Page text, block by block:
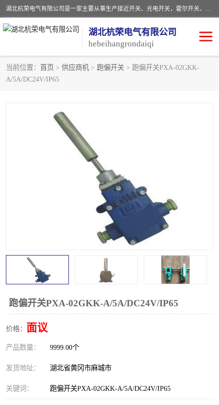
湖北杭荣电气有限公司是一家主要从事生产接近开关、光电开关，霍尔开关、两级跑偏开关、双向拉绳开关、速度监测器、皮带打滑开关、阻旋式料位开关、皮带纵向撕裂开关、溜槽堵塞开关、声光报警器、矿用磁性井筒开关等，主营行业：电气设备、仪器仪表制造, 高低压电器，成套电气设备，矿用防爆机电设备，皮带机综合保护系统，防爆电器，传感器，工矿配件，电器配件，自动化工业机器人的研发，制造，加工销售。
湖北杭荣电气有限公司
hebeihangrondaiqi
当前位置： 首页 > 供应商机 > 跑偏开关 > 跑偏开关PXA-02GKK-
A/5A/DC24V/IP65
跑偏开关PXA-02GKK-A/5A/DC24V/IP65
价格： 面议
产品数量： 9999.00个
发货地址： 湖北省黄冈市麻城市
关键词： 跑偏开关PXA-02GKK-A/5A/DC24V/IP65
阻旋料位开关
光电开关
拉绳开关
打滑开关
溜槽堵塞检测开关
限位开关 速度检测器
速度传感器
微电脑超速开关